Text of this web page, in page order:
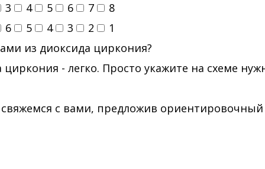
3
4 5 6 7
8
6
5 4 3 2
1
из диоксида циркония?
- легко. Просто укажите на схеме
с вами, предложив